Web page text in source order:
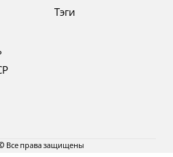
Тэги
© Все права защищены